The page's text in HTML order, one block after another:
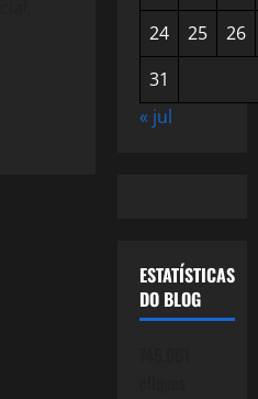
24
25
26
31
« jul
ESTATÍSTICAS
DO BLOG